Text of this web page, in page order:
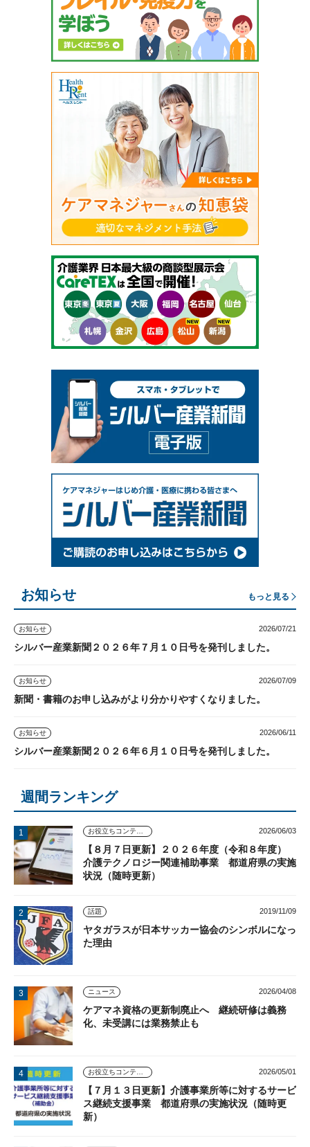
お知らせ もっと見る
お知らせ 2026/07/21
シルバー産業新聞２０２６年７月１０日号を発刊しました。
お知らせ 2026/07/09
新聞・書籍のお申し込みがより分かりやすくなりました。
お知らせ 2026/06/11
シルバー産業新聞２０２６年６月１０日号を発刊しました。
週間ランキング
お役立ちコンテンツ 2026/06/03
【８月７日更新】２０２６年度（令和８年度）
介護テクノロジー関連補助事業 都道府県の実施
状況（随時更新）
話題 2019/11/09
ヤタガラスが日本サッカー協会のシンボルになっ
た理由
ニュース 2026/04/08
ケアマネ資格の更新制廃止へ 継続研修は義務
化、未受講には業務禁止も
お役立ちコンテンツ 2026/05/01
【７月１３日更新】介護事業所等に対するサービ
ス継続支援事業 都道府県の実施状況（随時更
新）